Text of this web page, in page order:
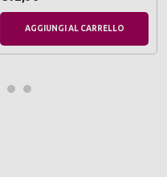
AGGIUNGI AL CARRELLO